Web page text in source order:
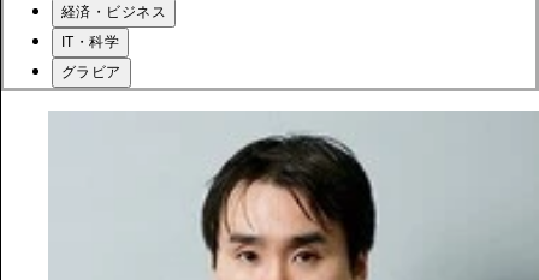
経済・ビジネス
IT・科学
グラビア